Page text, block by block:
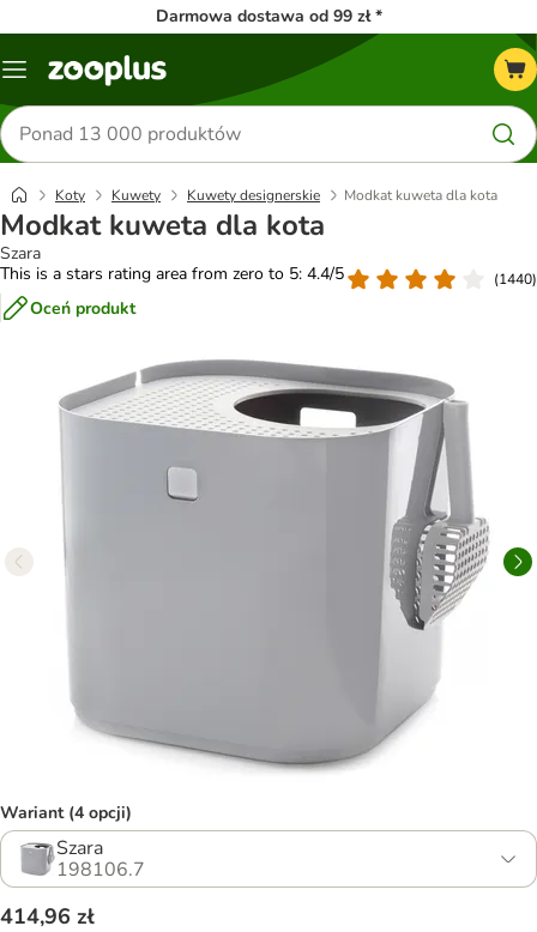
Darmowa dostawa od 99 zł *
Menu
Szukaj
produktów
Koty Kuwety Kuwety designerskie Modkat kuweta dla kota
Modkat kuweta dla kota
Szara
This is a stars rating area from zero to 5: 4.4/5
(1440)
Oceń produkt
Wariant (4 opcji)
Szara
198106.7
414,96 zł